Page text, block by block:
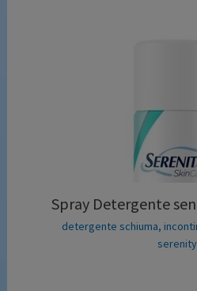
Spray Detergente
detergente schiuma,
serenity